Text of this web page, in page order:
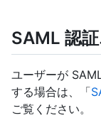
SAML 認
ユーザーが
する場合は、「
ご覧ください。